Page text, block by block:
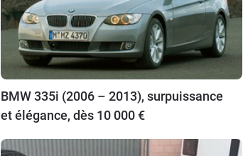
BMW 335i (2006 – 2013), surpuissance
et élégance, dès 10 000 €